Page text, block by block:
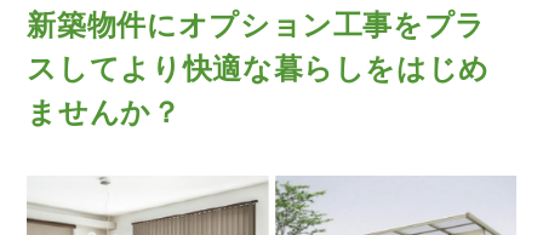
新築物件にオプション工事をプラ
スしてより快適な暮らしをはじめ
ませんか？